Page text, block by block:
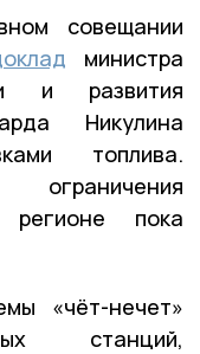
совещании
министра
и развития
Никулина
топлива.
ограничения
пока
«чёт-нечет»
станций,